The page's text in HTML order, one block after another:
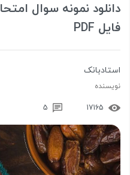
دانلود نمونه سوال
فایل PDF
استادبانک
نویسنده
17165
5